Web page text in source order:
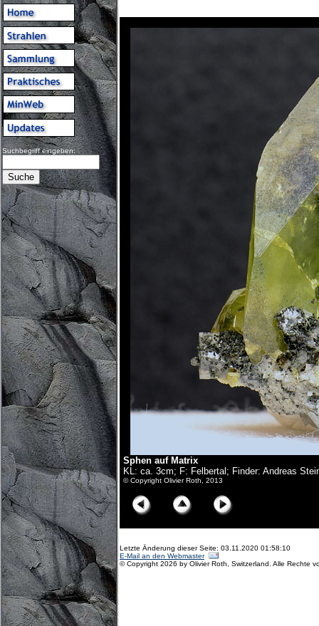
Suchbegriff eingeben:
Sphen auf Matrix
KL: ca. 3cm; F: Felbertal; Finder: Andreas
© Copyright Olivier Roth, 2013
Letzte Änderung dieser Seite: 03.11.2020 01:58:10
E-Mail an den Webmaster
© Copyright 2026 by Olivier Roth, Switzerland. Alle Rechte